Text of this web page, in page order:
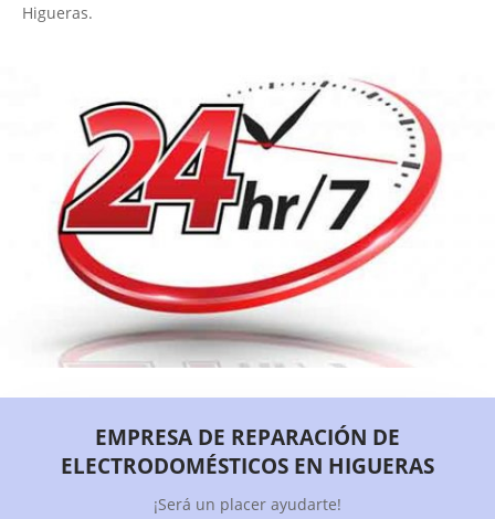
Higueras.
EMPRESA DE REPARACIÓN DE
ELECTRODOMÉSTICOS EN HIGUERAS
¡Será un placer ayudarte!